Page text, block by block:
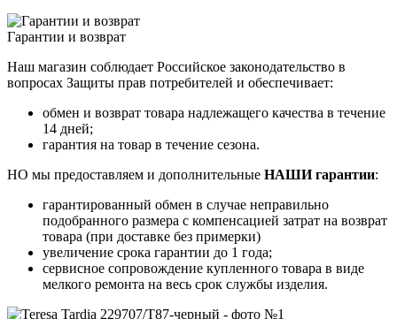
Гарантии и возврат
Наш магазин соблюдает Российское законодательство в
вопросах Защиты прав потребителей и обеспечивает:
обмен и возврат товара надлежащего качества в течение
14 дней;
гарантия на товар в течение сезона.
НО мы предоставляем и дополнительные НАШИ гарантии:
гарантированный обмен в случае неправильно
подобранного размера с компенсацией затрат на возврат
товара (при доставке без примерки)
увеличение срока гарантии до 1 года;
сервисное сопровождение купленного товара в виде
мелкого ремонта на весь срок службы изделия.